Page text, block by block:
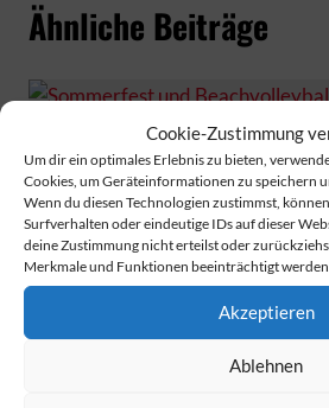
Cookie-Zustimmung
Um dir ein optimales Erlebnis zu bieten,
Cookies, um Geräteinformationen zu speichern
Wenn du diesen Technologien zustimmst,
Surfverhalten oder eindeutige IDs auf dieser
deine Zustimmung nicht erteilst oder
Merkmale und Funktionen beeinträchtigt werden.
Akzeptieren
Ablehnen
Ähnliche Beiträge